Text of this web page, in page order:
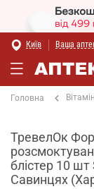
Київ Ваша
Головна
ТревелОк
блістер 10 шт
Савинцях